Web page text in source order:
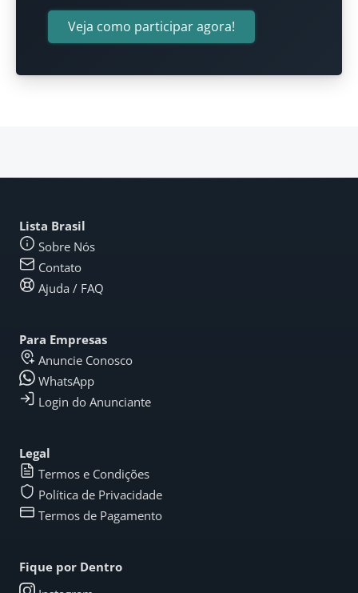
Veja como participar agora!
Lista Brasil
Sobre Nós
Contato
Ajuda / FAQ
Para Empresas
Anuncie Conosco
WhatsApp
Login do Anunciante
Legal
Termos e Condições
Política de Privacidade
Termos de Pagamento
Fique por Dentro